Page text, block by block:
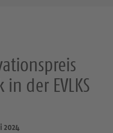
der EVLKS
2024